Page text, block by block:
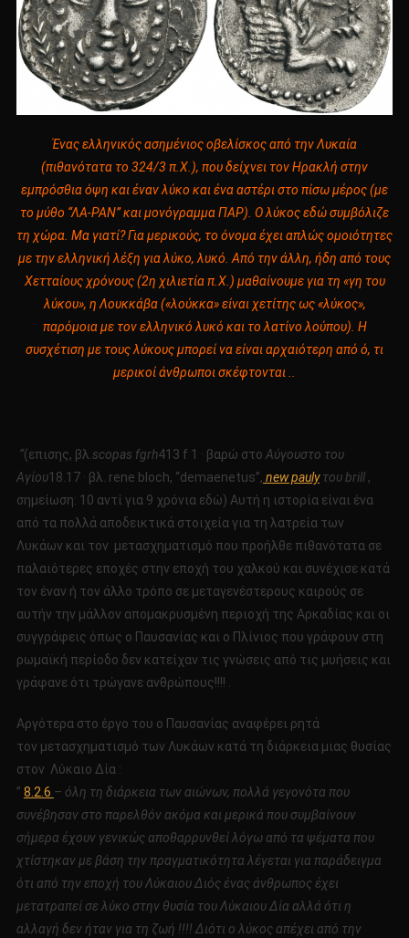
Ένας ελληνικός ασημένιος οβελίσκος από την Λυκαία
(πιθανότατα το 324/3 π.Χ.), που δείχνει τον Ηρακλή στην
εμπρόσθια όψη και έναν λύκο και ένα αστέρι στο πίσω μέρος (με
το μύθο “ΛΑ-ΡΑΝ” και μονόγραμμα ΠΑΡ). Ο λύκος εδώ συμβόλιζε
τη χώρα. Μα γιατί? Για μερικούς, το όνομα έχει απλώς ομοιότητες
με την ελληνική λέξη για λύκο, λυκό. Από την άλλη, ήδη από τους
Χετταίους χρόνους (2η χιλιετία π.Χ.) μαθαίνουμε για τη «γη του
λύκου», η Λουκκάβα («λούκκα» είναι χετίτης ως «λύκος»,
παρόμοια με τον ελληνικό λυκό και το λατίνο λούπου). Η
συσχέτιση με τους λύκους μπορεί να είναι αρχαιότερη από ό, τι
μερικοί άνθρωποι σκέφτονται ..
“(επισης, βλ. scopas fgrh413 f 1 · βαρώ στο Αύγουστο του
Αγίου18.17 · βλ. rene bloch, “demaenetus”, new paulyτου brill,
σημείωση: 10 αντί για 9 χρόνια εδώ) Αυτή η ιστορία είναι ένα
από τα πολλά αποδεικτικά στοιχεία για τη λατρεία των
Λυκάων και τον μετασχηματισμό που προήλθε πιθανότατα σε
παλαιότερες εποχές στην εποχή του χαλκού και συνέχισε κατά
τον έναν ή τον άλλο τρόπο σε μεταγενέστερους καιρούς σε
αυτήν την μάλλον απομακρυσμένη περιοχή της Αρκαδίας και οι
συγγράφεις όπως ο Παυσανίας και ο Πλίνιος που γράφουν στη
ρωμαϊκή περίοδο δεν κατείχαν τις γνώσεις από τις μυήσεις και
γράφανε ότι τρώγανε ανθρώπους!!!! .
Αργότερα στο έργο του ο Παυσανίας αναφέρει ρητά
τον μετασχηματισμό των Λυκάων κατά τη διάρκεια μιας θυσίας
στον Λύκαιο Δία :
” 8.2.6 – όλη τη διάρκεια των αιώνων, πολλά γεγονότα που
συνέβησαν στο παρελθόν ακόμα και μερικά που συμβαίνουν
σήμερα έχουν γενικώς αποθαρρυνθεί λόγω από τα ψέματα που
χτίστηκαν με βάση την πραγματικότητα λέγεται για παράδειγμα
ότι από την εποχή του Λύκαιου Διός ένας άνθρωπος έχει
μετατραπεί σε λύκο στην θυσία του Λύκαιου Δία αλλά ότι η
αλλαγή δεν ήταν για τη ζωή !!!! Διότι ο λύκος απέχει από την